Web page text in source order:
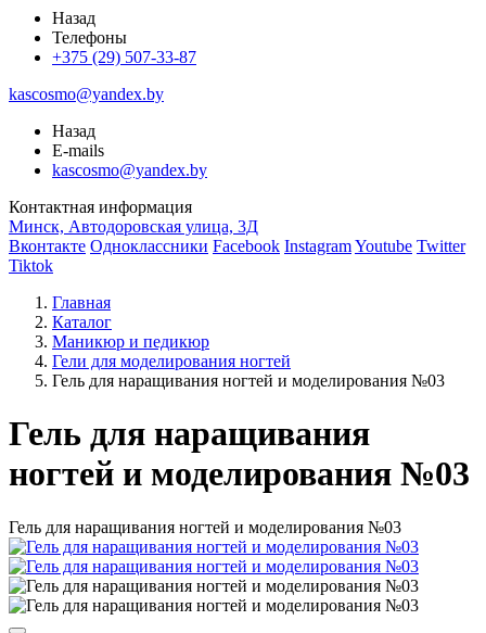
Назад
Телефоны
+375 (29) 507-33-87
kascosmo@yandex.by
Назад
E-mails
kascosmo@yandex.by
Контактная информация
Минск, Автодоровская улица, 3Д
Вконтакте Одноклассники Facebook InstagramYoutube Twitter
Tiktok
Главная
Каталог
Маникюр и педикюр
Гели для моделирования ногтей
Гель для наращивания ногтей и моделирования №03
Гель для наращивания
ногтей и моделирования №03
Гель для наращивания ногтей и моделирования №03